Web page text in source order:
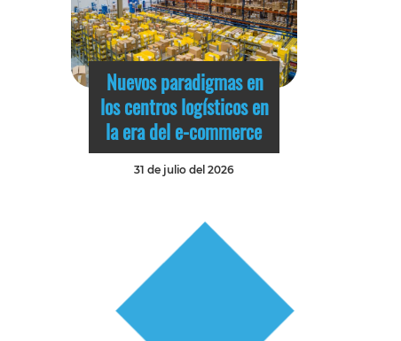
Nuevos paradigmas en
los centros logísticos en
la era del e-commerce
31 de julio del 2026